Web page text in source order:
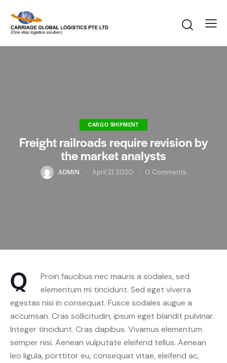
CARGO SHIPMENT
Freight railroads require revision by
the market analysts
ADMIN April 21, 2020 0 Comments
Q
Proin faucibus nec mauris a sodales, sed
elementum mi tincidunt. Sed eget viverra
egestas nisi in consequat. Fusce sodales augue a
accumsan. Cras sollicitudin, ipsum eget blandit pulvinar.
Integer tincidunt. Cras dapibus. Vivamus elementum
semper nisi. Aenean vulputate eleifend tellus. Aenean
leo ligula, porttitor eu, consequat vitae, eleifend ac,